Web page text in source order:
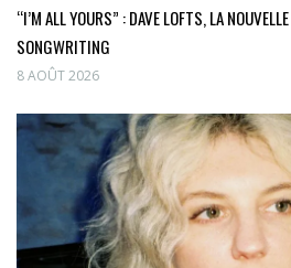
“I’M ALL YOURS” : DAVE LOFTS, LA
SONGWRITING
8 AOÛT 2026